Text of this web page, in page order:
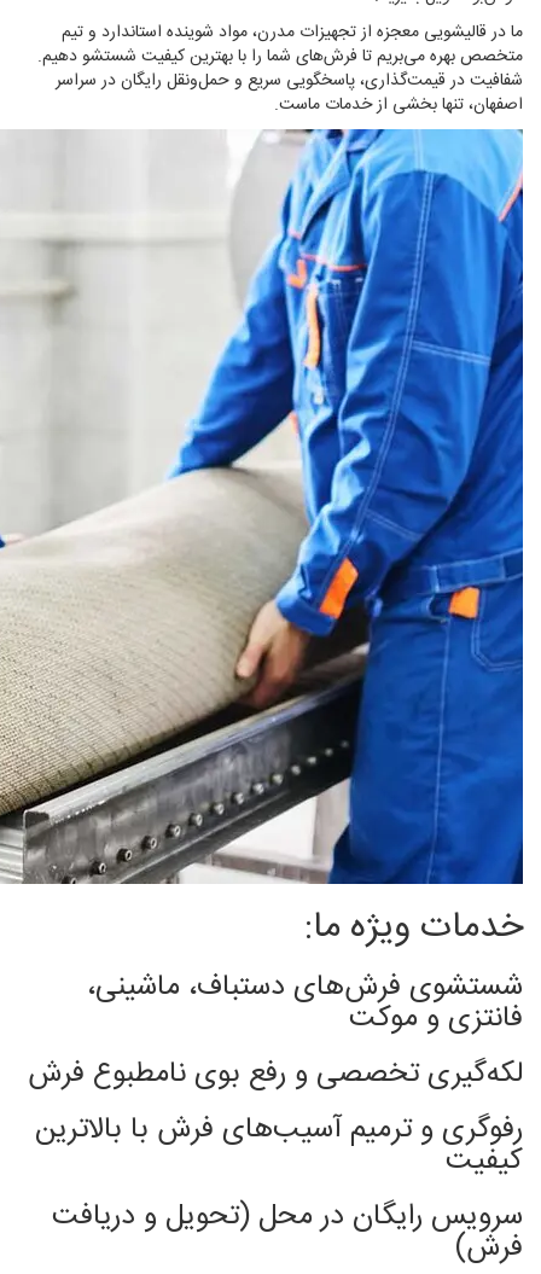
ما در قالیشویی معجزه از تجهیزات مدرن، مواد شوینده استاندارد و تیم
متخصص بهره می‌بریم تا فرش‌های شما را با بهترین کیفیت شستشو دهیم.
شفافیت در قیمت‌گذاری، پاسخگویی سریع و حمل‌ونقل رایگان در سراسر
اصفهان، تنها بخشی از خدمات ماست.
خدمات ویژه ما:
شستشوی فرش‌های دستباف، ماشینی،
فانتزی و موکت
لکه‌گیری تخصصی و رفع بوی نامطبوع فرش
رفوگری و ترمیم آسیب‌های فرش با بالاترین
کیفیت
سرویس رایگان در محل (تحویل و دریافت
فرش)